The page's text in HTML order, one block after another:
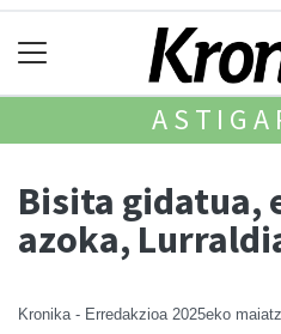
Bisita gidatua,
azoka,
Kronika - Erredakzioa 2025eko